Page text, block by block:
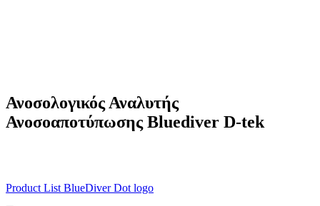
Ανοσολογικός Αναλυτής
Ανοσοαποτύπωσης Bluediver D-tek
Product List BlueDiver Dot logo